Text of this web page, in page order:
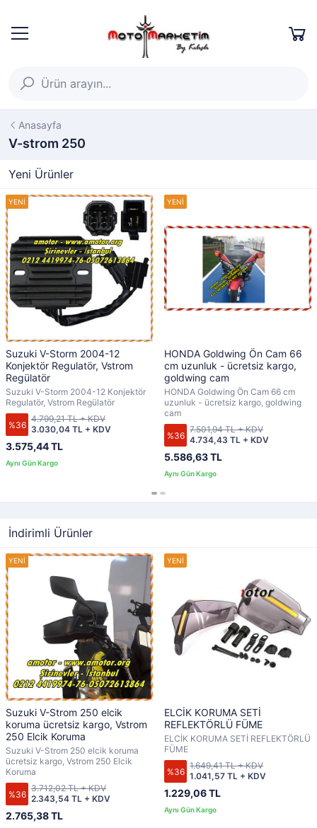
Anasayfa
V-strom 250
Yeni Ürünler
Suzuki V-Storm 2004-12
Konjektör Regulatör, Vstrom
Regülatör
Suzuki V-Storm 2004-12 Konjektör
Regulatör, Vstrom Regülatör
%36
3.575,44 TL
3.030,04 TL + KDV
4.799,21 TL + KDV
HONDA Goldwing Ön Cam 66
cm uzunluk - ücretsiz kargo,
goldwing cam
HONDA Goldwing Ön Cam 66 cm
uzunluk - ücretsiz kargo, goldwing
cam
%36
5.586,63 TL
4.734,43 TL + KDV
7.501,94 TL + KDV
İndirimli Ürünler
Suzuki V-Strom 250 elcik
koruma ücretsiz kargo, Vstrom
250 Elcik Koruma
Suzuki V-Strom 250 elcik koruma
ücretsiz kargo, Vstrom 250 Elcik
Koruma
%36
2.765,38 TL
2.343,54 TL + KDV
3.712,02 TL + KDV
ELCİK KORUMA SETİ
REFLEKTÖRLÜ FÜME
ELCİK KORUMA SETİ REFLEKTÖRLÜ
FÜME
%36
1.229,06 TL
1.041,57 TL + KDV
1.649,41 TL + KDV